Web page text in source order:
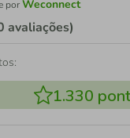
porWeconnect
avaliações)
1.330